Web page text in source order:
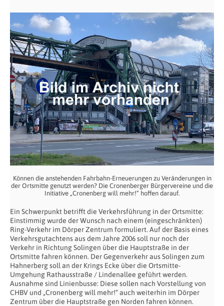
Können die anstehenden Fahrbahn-Erneuerungen zu Veränderungen in
der Ortsmitte genutzt werden? Die Cronenberger Bürgervereine und die
Initiative „Cronenberg will mehr!“ hoffen darauf.
Ein Schwerpunkt betrifft die Verkehrsführung in der Ortsmitte:
Einstimmig wurde der Wunsch nach einem (eingeschränkten)
Ring-Verkehr im Dörper Zentrum formuliert. Auf der Basis eines
Verkehrsgutachtens aus dem Jahre 2006 soll nur noch der
Verkehr in Richtung Solingen über die Hauptstraße in der
Ortsmitte fahren können. Der Gegenverkehr aus Solingen zum
Hahnerberg soll an der Krings Ecke über die Ortsmitte-
Umgehung Rathausstraße / Lindenallee geführt werden.
Ausnahme sind Linienbusse: Diese sollen nach Vorstellung von
CHBV und „Cronenberg will mehr!“ auch weiterhin im Dörper
Zentrum über die Hauptstraße gen Norden fahren können.